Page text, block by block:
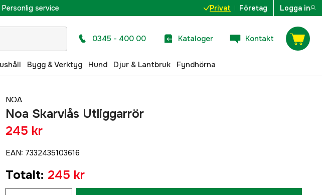
Personlig service Privat Företag Logga in
0345 - 400 00 Kataloger Kontakt
Bygg & Verktyg Hund Djur & Lantbruk Fyndhörna
NOA
Noa Skarvlås Utliggarrör
245 kr
EAN: 7332435103616
Totalt: 245 kr